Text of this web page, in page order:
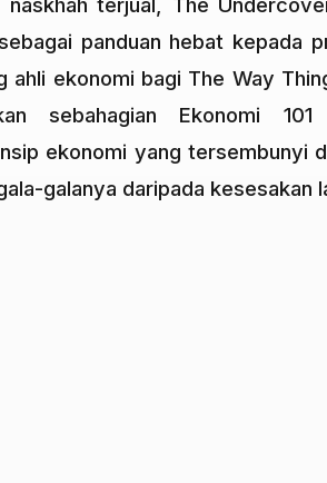
panduan hebat kepada
ahli ekonomi bagi The Way
sebahagian Ekonomi 101
ekonomi yang tersembunyi
galanya daripada kesesakan